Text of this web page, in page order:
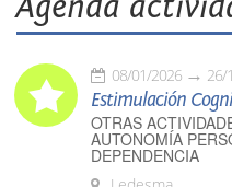
08/01/2026 26/
Estimulación
OTRAS
AUTONOMÍA
DEPENDENCIA